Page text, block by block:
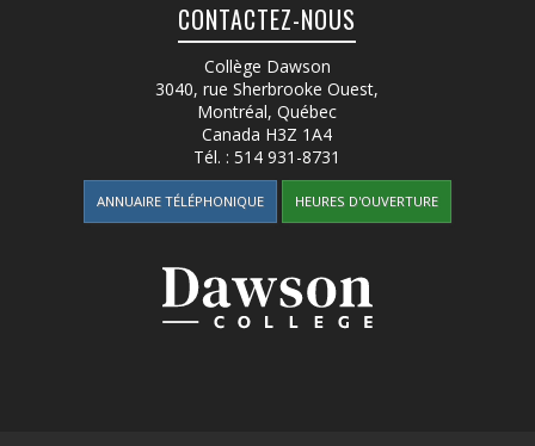
CONTACTEZ-NOUS
Collège Dawson
3040, rue Sherbrooke Ouest,
Montréal, Québec
Canada H3Z 1A4
Tél. :514 931-8731
ANNUAIRE TÉLÉPHONIQUE HEURES D'OUVERTURE